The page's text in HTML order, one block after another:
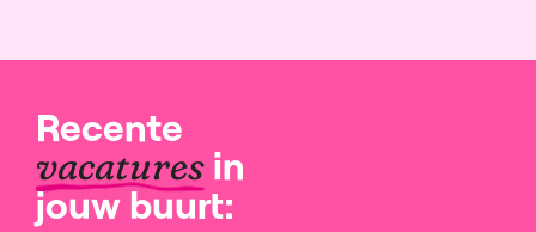
Recente
vacatures in
jouw buurt: